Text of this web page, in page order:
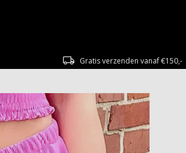
Gratis verzenden vanaf €150,-